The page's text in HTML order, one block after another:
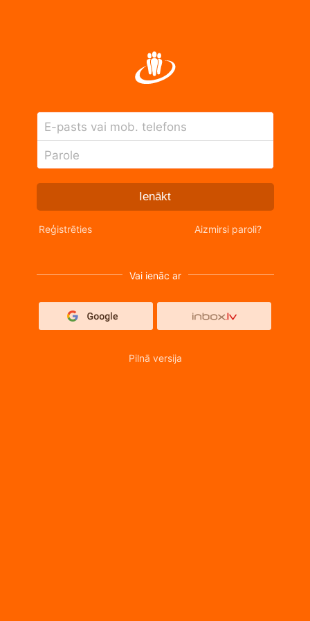
E-pasts vai mob. telefons
Parole
Ienākt
Reģistrēties Aizmirsi paroli?
Vai ienāc ar
Pilnā versija